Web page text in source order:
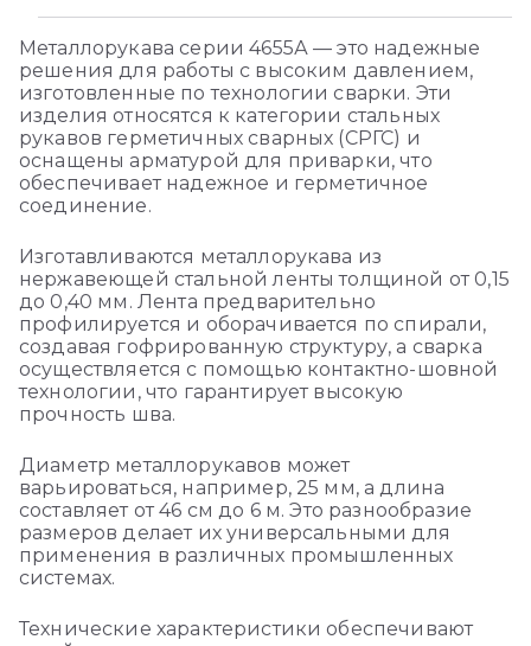
Металлорукава серии 4655А — это надежные
решения для работы с высоким давлением,
изготовленные по технологии сварки. Эти
изделия относятся к категории стальных
рукавов герметичных сварных (СРГС) и
оснащены арматурой для приварки, что
обеспечивает надежное и герметичное
соединение.
Изготавливаются металлорукава из
нержавеющей стальной ленты толщиной от 0,15
до 0,40 мм. Лента предварительно
профилируется и оборачивается по спирали,
создавая гофрированную структуру, а сварка
осуществляется с помощью контактно-шовной
технологии, что гарантирует высокую
прочность шва.
Диаметр металлорукавов может
варьироваться, например, 25 мм, а длина
составляет от 46 см до 6 м. Это разнообразие
размеров делает их универсальными для
применения в различных промышленных
системах.
Технические характеристики обеспечивают